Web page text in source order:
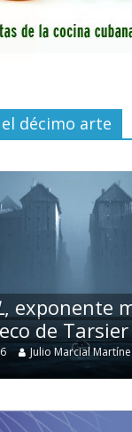
décimo arte
, exponente
de
Julio Marcial